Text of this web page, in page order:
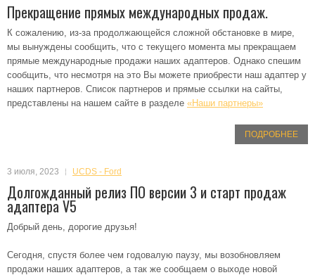
Прекращение прямых международных продаж.
К сожалению, из-за продолжающейся сложной обстановке в мире,
мы вынуждены сообщить, что с текущего момента мы прекращаем
прямые международные продажи наших адаптеров. Однако спешим
сообщить, что несмотря на это Вы можете приобрести наш адаптер у
наших партнеров. Список партнеров и прямые ссылки на сайты,
представлены на нашем сайте в разделе «Наши партнеры»
ПОДРОБНЕЕ
3 июля, 2023 UCDS - Ford
Долгожданный релиз ПО версии 3 и старт продаж
адаптера V5
Добрый день, дорогие друзья!
Сегодня, спустя более чем годовалую паузу, мы возобновляем
продажи наших адаптеров, а так же сообщаем о выходе новой